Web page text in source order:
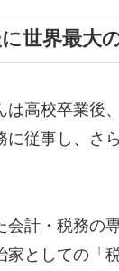
世界最大
は高校卒業後
に従事し、さ
会計・税務の
家としての「